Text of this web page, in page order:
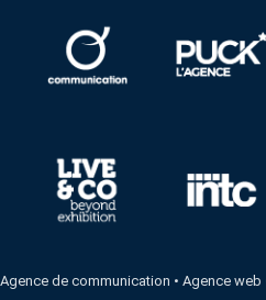
Agence de communication •Agence web